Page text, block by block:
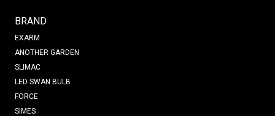
BRAND
EXARM
ANOTHER GARDEN
SLIMAC
LED SWAN BULB
FORCE
SIMES